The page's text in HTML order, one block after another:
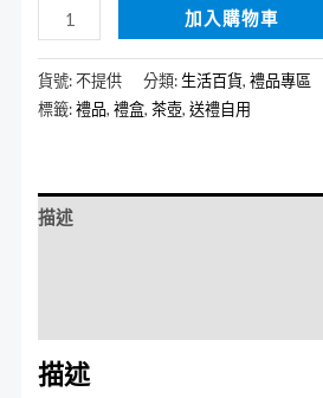
加入購物車
貨號:不提供 分類:生活百貨,禮品專區
標籤:禮品,禮盒,茶壺,送禮自用
描述
描述